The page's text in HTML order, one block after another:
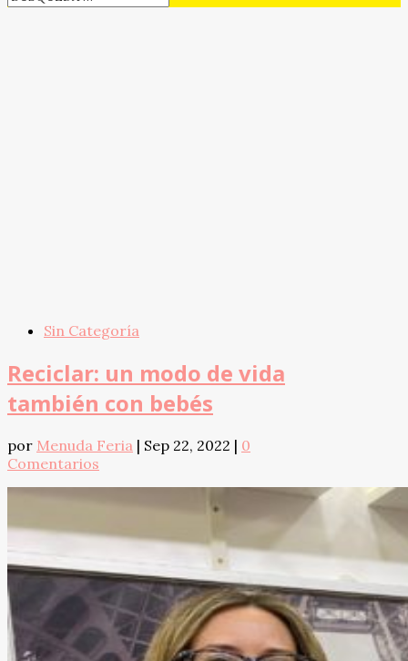
Sin Categoría
Reciclar: un modo de vida
también con bebés
por Menuda Feria | Sep 22, 2022 | 0
Comentarios